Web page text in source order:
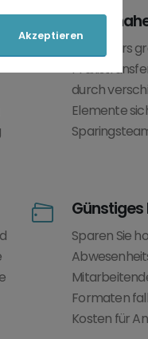
Akzeptieren
Besonders
durch
Elemente
Günstiges
Sparen Sie
Formaten
Kosten für